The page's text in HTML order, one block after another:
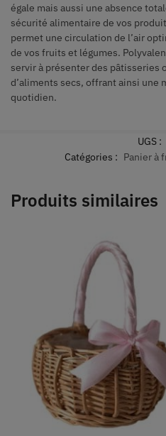
égale mais aussi une absence
sécurité alimentaire de vos
permet une circulation de l’air
de vos fruits et légumes.
servir à présenter des pâtisseries
d’aliments secs, offrant ainsi une
quotidien.
UGS :
Catégories : Panier à
Produits similaires